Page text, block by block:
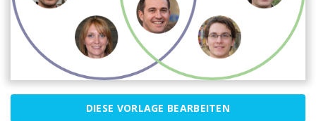
DIESE VORLAGE BEARBEITEN